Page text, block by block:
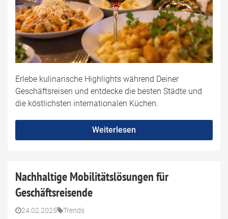
Erlebe kulinarische Highlights während Deiner
Geschäftsreisen und entdecke die besten Städte und
die köstlichsten internationalen Küchen.
Weiterlesen
Nachhaltige Mobilitätslösungen für
Geschäftsreisende
24.02.2025 Trends